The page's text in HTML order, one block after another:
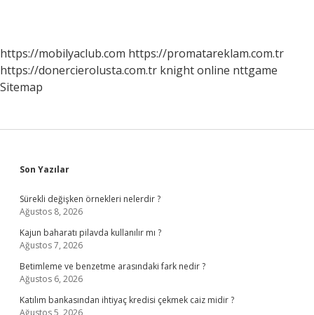
https://mobilyaclub.com https://promatareklam.com.tr
https://donercierolusta.com.tr knight online nttgame
Sitemap
Sidebar
Son Yazılar
Sürekli değişken örnekleri nelerdir ?
Ağustos 8, 2026
Kajun baharatı pilavda kullanılır mı ?
Ağustos 7, 2026
Betimleme ve benzetme arasındaki fark nedir ?
Ağustos 6, 2026
Katılım bankasından ihtiyaç kredisi çekmek caiz midir ?
Ağustos 5, 2026